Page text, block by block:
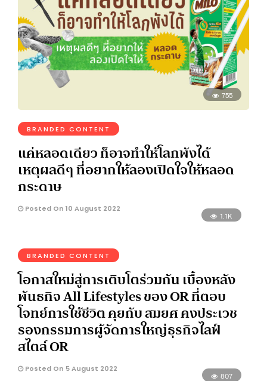
755
BRANDED CONTENT
แค่หลอดเดียว ก็อาจทำให้โลกพังได้
เหตุผลดีๆ ที่อยากให้ลองเปิดใจให้หลอด
กระดาษ
Posted On 10 August 2022
1.1K
BRANDED CONTENT
โอกาสใหม่สู่การเติบโตร่วมกัน เบื้องหลัง
พันธกิจ All Lifestyles ของ OR ที่ตอบ
โจทย์การใช้ชีวิต คุยกับ สมยศ คงประเวช
รองกรรมการผู้จัดการใหญ่ธุรกิจไลฟ์
สไตล์ OR
Posted On 5 August 2022
807